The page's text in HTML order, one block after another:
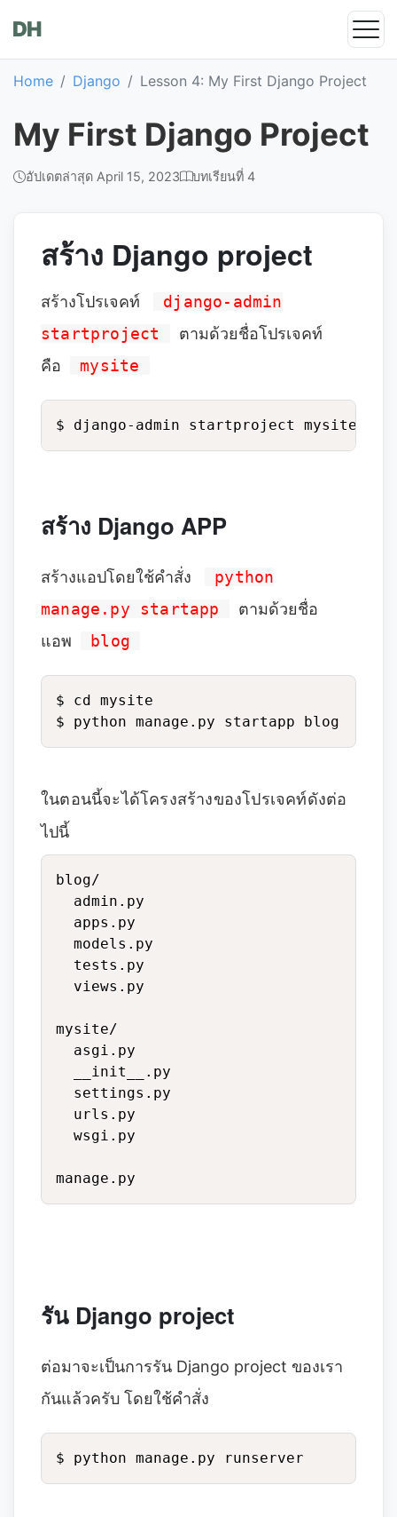
DH
Home Django Lesson 4: My First Django Project
My First Django Project
อัปเดตล่าสุด April 15, 2023 บทเรียนที่ 4
สร้าง Django project
สร้างโปรเจคท์
django-admin
startproject
ตามด้วยชื่อโปรเจคท์
คือ
mysite
$ django-admin startproject mysite .
สร้าง Django APP
สร้างแอปโดยใช้คำสั่ง
python
manage.py startapp
ตามด้วยชื่อ
แอพ
blog
$ cd mysite
$ python manage.py startapp blog
ในตอนนี้จะได้โครงสร้างของโปรเจคท์ดังต่อ
ไปนี้
blog/
  admin.py
  apps.py
  models.py
  tests.py
  views.py
mysite/
  asgi.py
  __init__.py
  settings.py
  urls.py
  wsgi.py
manage.py
รัน Django project
ต่อมาจะเป็นการรัน Django project ของเรา
กันแล้วครับ โดยใช้คำสั่ง
$ python manage.py runserver